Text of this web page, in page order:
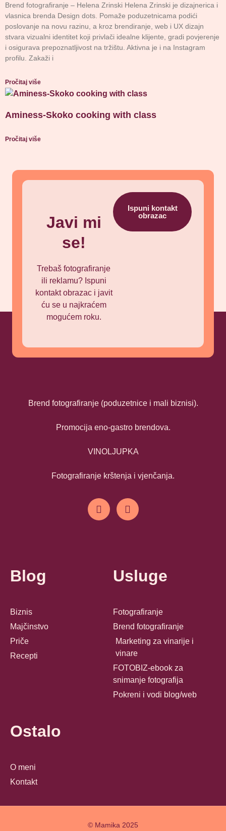
Brend fotografiranje – Helena Zrinski Helena Zrinski je dizajnerica i
vlasnica brenda Design dots. Pomaže poduzetnicama podići
poslovanje na novu razinu, a kroz brendiranje, web i UX dizajn
stvara vizualni identitet koji privlači idealne klijente, gradi povjerenje
i osigurava prepoznatljivost na tržištu. Aktivna je i na Instagram
profilu. Zakaži i
Pročitaj više
Aminess-Skoko cooking with class
Pročitaj više
Javi mi
se!
Trebaš fotografiranje
ili reklamu? Ispuni
kontakt obrazac i javit
ću se u najkraćem
mogućem roku.
Ispuni kontakt
obrazac
Brend fotografiranje (poduzetnice i mali biznisi).
Promocija eno-gastro brendova.
VINOLJUPKA
Fotografiranje krštenja i vjenčanja.
Blog
Biznis
Majčinstvo
Priče
Recepti
Usluge
Fotografiranje
Brend fotografiranje
Marketing za vinarije i
vinare
FOTOBIZ-ebook za
snimanje fotografija
Pokreni i vodi blog/web
Ostalo
O meni
Kontakt
© Mamika 2025